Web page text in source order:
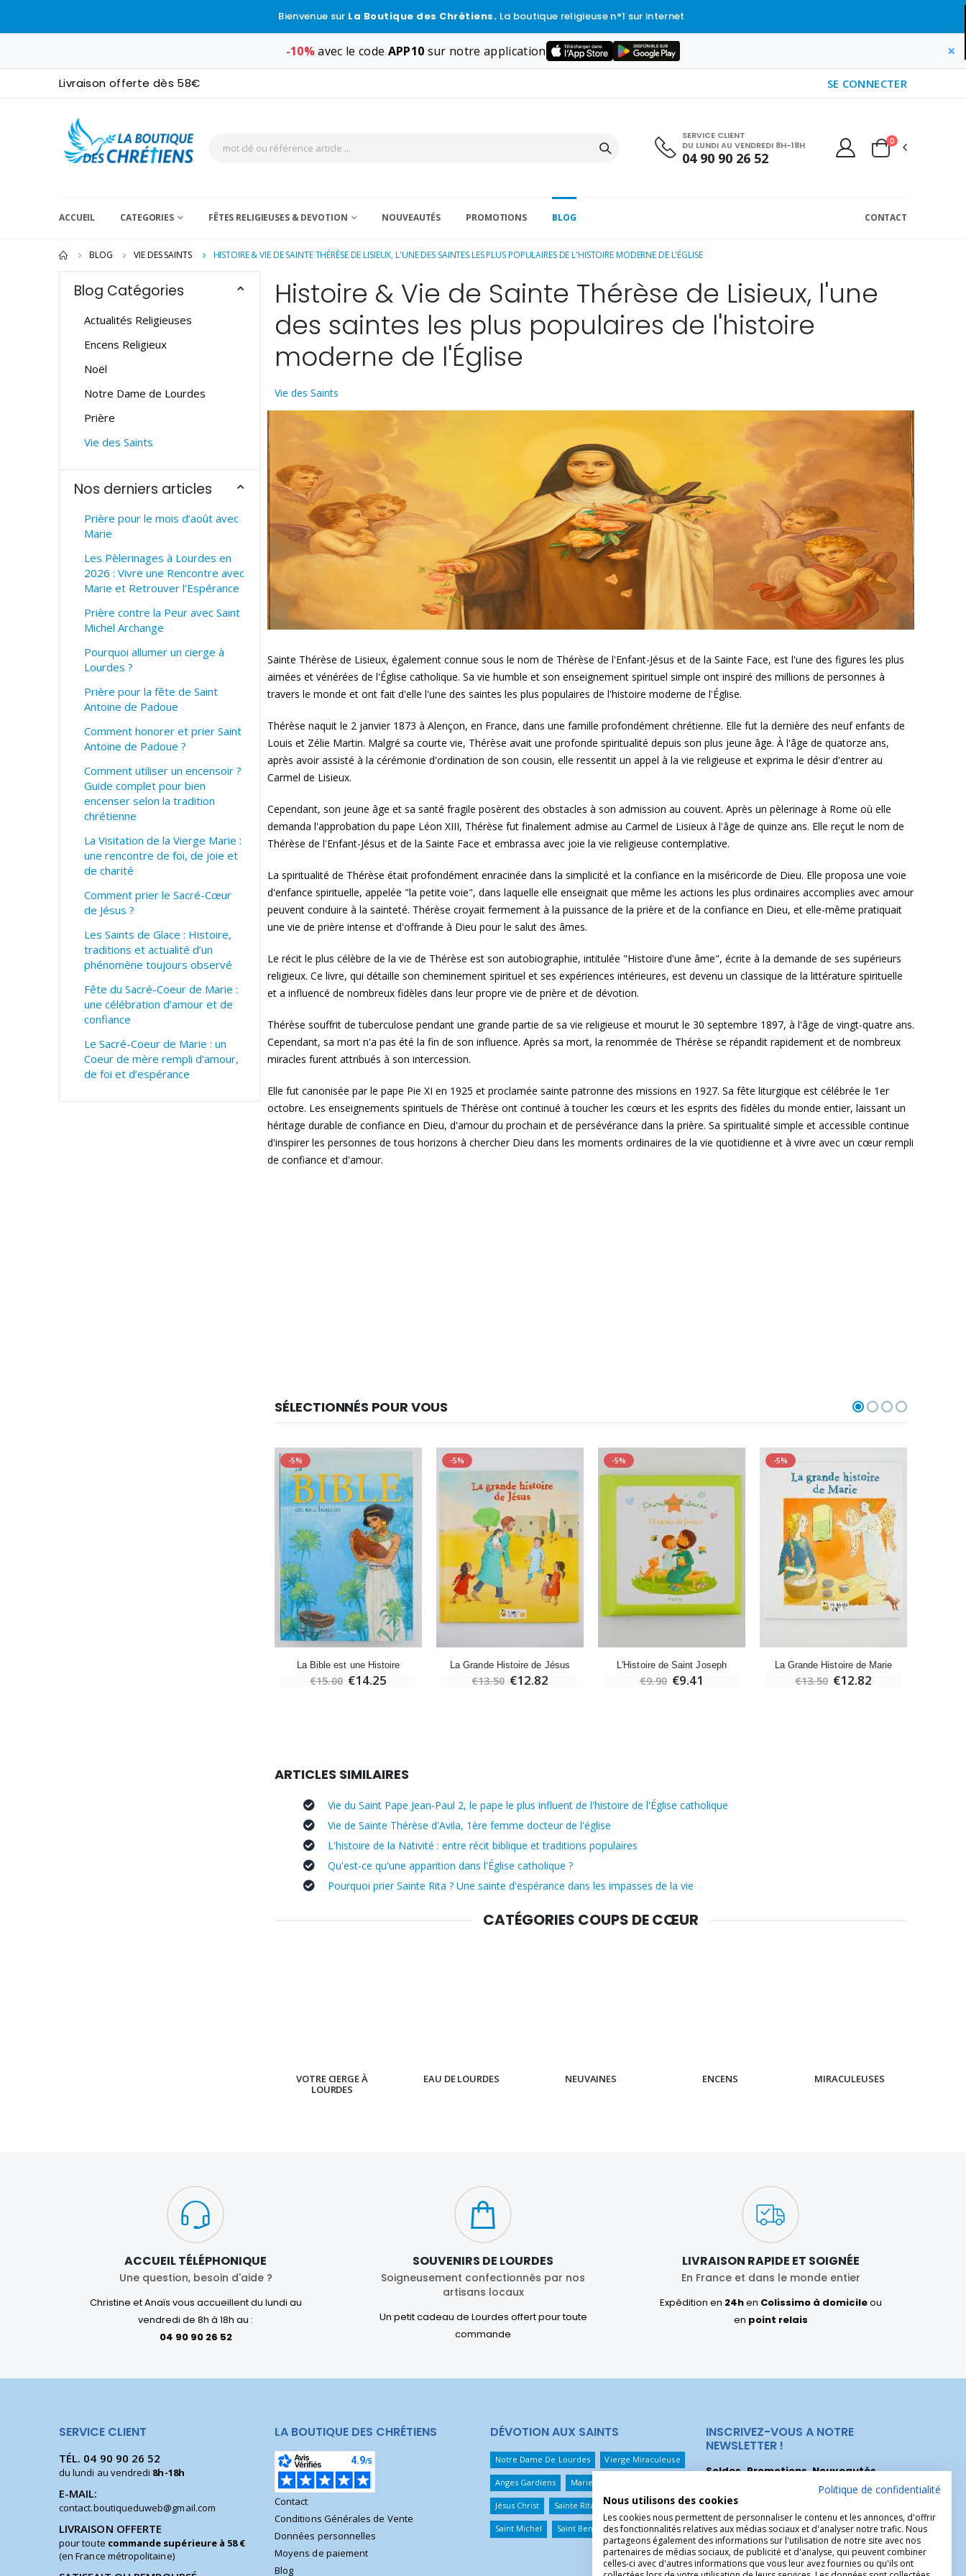
Bienvenue sur La Boutique des Chrétiens. La boutique religieuse n°1 sur internet
-10%avec le code APP10 sur notre application ×
Livraison offerte dès 58€ SE CONNECTER
SERVICE CLIENT
DU LUNDI AU VENDREDI 8H-18H
04 90 90 26 52
0
ACCUEIL CATEGORIES FÊTES RELIGIEUSES & DEVOTION NOUVEAUTÉS PROMOTIONS BLOG CONTACT
BLOG VIE DES SAINTS HISTOIRE & VIE DE SAINTE THÉRÈSE DE LISIEUX, L'UNE DES SAINTES LES PLUS POPULAIRES DE L'HISTOIRE MODERNE DE L'ÉGLISE
Histoire & Vie de Sainte Thérèse de Lisieux, l'une
des saintes les plus populaires de l'histoire
moderne de l'Église
Vie des Saints
Sainte Thérèse de Lisieux, également connue sous le nom de Thérèse de l'Enfant-Jésus et de la Sainte Face, est l'une des figures les plus
aimées et vénérées de l'Église catholique. Sa vie humble et son enseignement spirituel simple ont inspiré des millions de personnes à
travers le monde et ont fait d'elle l'une des saintes les plus populaires de l'histoire moderne de l'Église.
Thérèse naquit le 2 janvier 1873 à Alençon, en France, dans une famille profondément chrétienne. Elle fut la dernière des neuf enfants de
Louis et Zélie Martin. Malgré sa courte vie, Thérèse avait une profonde spiritualité depuis son plus jeune âge. À l'âge de quatorze ans,
après avoir assisté à la cérémonie d'ordination de son cousin, elle ressentit un appel à la vie religieuse et exprima le désir d'entrer au
Carmel de Lisieux.
Cependant, son jeune âge et sa santé fragile posèrent des obstacles à son admission au couvent. Après un pèlerinage à Rome où elle
demanda l'approbation du pape Léon XIII, Thérèse fut finalement admise au Carmel de Lisieux à l'âge de quinze ans. Elle reçut le nom de
Thérèse de l'Enfant-Jésus et de la Sainte Face et embrassa avec joie la vie religieuse contemplative.
La spiritualité de Thérèse était profondément enracinée dans la simplicité et la confiance en la miséricorde de Dieu. Elle proposa une voie
d'enfance spirituelle, appelée "la petite voie", dans laquelle elle enseignait que même les actions les plus ordinaires accomplies avec amour
peuvent conduire à la sainteté. Thérèse croyait fermement à la puissance de la prière et de la confiance en Dieu, et elle-même pratiquait
une vie de prière intense et d'offrande à Dieu pour le salut des âmes.
Le récit le plus célèbre de la vie de Thérèse est son autobiographie, intitulée "Histoire d'une âme", écrite à la demande de ses supérieurs
religieux. Ce livre, qui détaille son cheminement spirituel et ses expériences intérieures, est devenu un classique de la littérature spirituelle
et a influencé de nombreux fidèles dans leur propre vie de prière et de dévotion.
Thérèse souffrit de tuberculose pendant une grande partie de sa vie religieuse et mourut le 30 septembre 1897, à l'âge de vingt-quatre ans.
Cependant, sa mort n'a pas été la fin de son influence. Après sa mort, la renommée de Thérèse se répandit rapidement et de nombreux
miracles furent attribués à son intercession.
Elle fut canonisée par le pape Pie XI en 1925 et proclamée sainte patronne des missions en 1927. Sa fête liturgique est célébrée le 1er
octobre. Les enseignements spirituels de Thérèse ont continué à toucher les cœurs et les esprits des fidèles du monde entier, laissant un
héritage durable de confiance en Dieu, d'amour du prochain et de persévérance dans la prière. Sa spiritualité simple et accessible continue
d'inspirer les personnes de tous horizons à chercher Dieu dans les moments ordinaires de la vie quotidienne et à vivre avec un cœur rempli
de confiance et d'amour.
SÉLECTIONNÉS POUR VOUS
-5%
La Bible est une Histoire
€15.00 €14.25
-5%
La Grande Histoire de Jésus
€13.50 €12.82
-5%
L'Histoire de Saint Joseph
€9.90 €9.41
-5%
La Grande Histoire de Marie
€13.50 €12.82
ARTICLES SIMILAIRES
Vie du Saint Pape Jean-Paul 2, le pape le plus influent de l'histoire de l'Église catholique
Vie de Sainte Thérèse d'Avila, 1ère femme docteur de l'église
L'histoire de la Nativité : entre récit biblique et traditions populaires
Qu'est-ce qu'une apparition dans l'Église catholique ?
Pourquoi prier Sainte Rita ? Une sainte d'espérance dans les impasses de la vie
CATÉGORIES COUPS DE CŒUR
VOTRE CIERGE À
LOURDES
EAU DE LOURDES NEUVAINES ENCENS MIRACULEUSES
Blog Catégories
Actualités Religieuses
Encens Religieux
Noël
Notre Dame de Lourdes
Prière
Vie des Saints
Nos derniers articles
Prière pour le mois d’août avec
Marie
Les Pèlerinages à Lourdes en
2026 : Vivre une Rencontre avec
Marie et Retrouver l'Espérance
Prière contre la Peur avec Saint
Michel Archange
Pourquoi allumer un cierge à
Lourdes ?
Prière pour la fête de Saint
Antoine de Padoue
Comment honorer et prier Saint
Antoine de Padoue ?
Comment utiliser un encensoir ?
Guide complet pour bien
encenser selon la tradition
chrétienne
La Visitation de la Vierge Marie :
une rencontre de foi, de joie et
de charité
Comment prier le Sacré-Cœur
de Jésus ?
Les Saints de Glace : Histoire,
traditions et actualité d’un
phénomène toujours observé
Fête du Sacré-Coeur de Marie :
une célébration d’amour et de
confiance
Le Sacré-Coeur de Marie : un
Coeur de mère rempli d’amour,
de foi et d’espérance
ACCUEIL TÉLÉPHONIQUE
Une question, besoin d'aide ?
Christine et Anaïs vous accueillent du lundi au
vendredi de 8h à 18h au :
04 90 90 26 52
SOUVENIRS DE LOURDES
Soigneusement confectionnés par nos
artisans locaux
Un petit cadeau de Lourdes offert pour toute
commande
LIVRAISON RAPIDE ET SOIGNÉE
En France et dans le monde entier
Expédition en 24hen Colissimo à domicileou
en point relais
SERVICE CLIENT
TÉL. 04 90 90 26 52
du lundi au vendredi 8h-18h
E-MAIL:
contact.boutiqueduweb@gmail.com
LIVRAISON OFFERTE
pour toute commande supérieure à 58 €
(en France métropolitaine)
LA BOUTIQUE DES CHRÉTIENS
Contact
Conditions Générales de Vente
Données personnelles
Moyens de paiement
Blog
DÉVOTION AUX SAINTS
Notre Dame De Lourdes Vierge Miraculeuse
Anges Gardiens Marie Qui Défait Les Noeuds
Jésus Christ Sainte Rita Sainte Thérèse
Saint Michel Saint Benoît Saint Christophe
INSCRIVEZ-VOUS A NOTRE
NEWSLETTER !
Soldes, Promotions, Nouveautés...
Inscrivez-vous maintenant pour recevoir
nos meilleures offres.
Politique de confidentialité
Nous utilisons des cookies
Les cookies nous permettent de personnaliser le contenu et les annonces, d'offrir
des fonctionnalités relatives aux médias sociaux et d'analyser notre trafic. Nous
partageons également des informations sur l'utilisation de notre site avec nos
partenaires de médias sociaux, de publicité et d'analyse, qui peuvent combiner
celles-ci avec d'autres informations que vous leur avez fournies ou qu'ils ont